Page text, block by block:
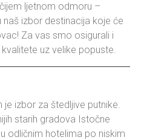
ljetnom odmoru –
izbor destinacija koje će
Za vas smo osigurali i
uz velike popuste.
je izbor za štedljive putnike.
starih gradova Istočne
odličnim hotelima po niskim